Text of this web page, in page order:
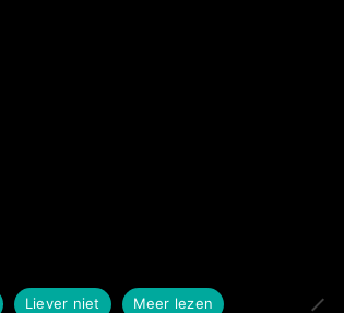
Liever niet Meer lezen